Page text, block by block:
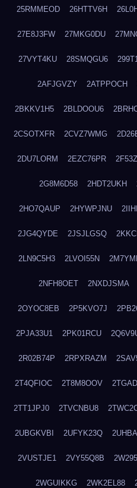
25RMMEOD 26HTTV6H
27E8J3FW 27MKG0DU
27VYT4KU 28SMQGU6
2AFJGVZY 2ATPPOCH
2BKKV1H5 2BLDOOU6
2CSOTXFR 2CVZ7WMG
2DU7LORM 2EZC76PR
2G8M6D58 2HDT2UKH
2HO7QAUP 2HYWPJNU
2JG4QYDE 2JSJLGSQ
2LN9C5H3 2LVOI55N
2NFH8OET 2NXDJSMA
2OYOC8EB 2P5KVO7J
2PJA33U1 2PK01RCU
2R02B74P 2RPXRAZM
2T4QFIOC 2T8M8OOV
2TT1JPJ0 2TVCNBU8
2UBGKVBI 2UFYK23Q
2VUSTJE1 2VY55Q8B
2WGUIKKG 2WK2EL88